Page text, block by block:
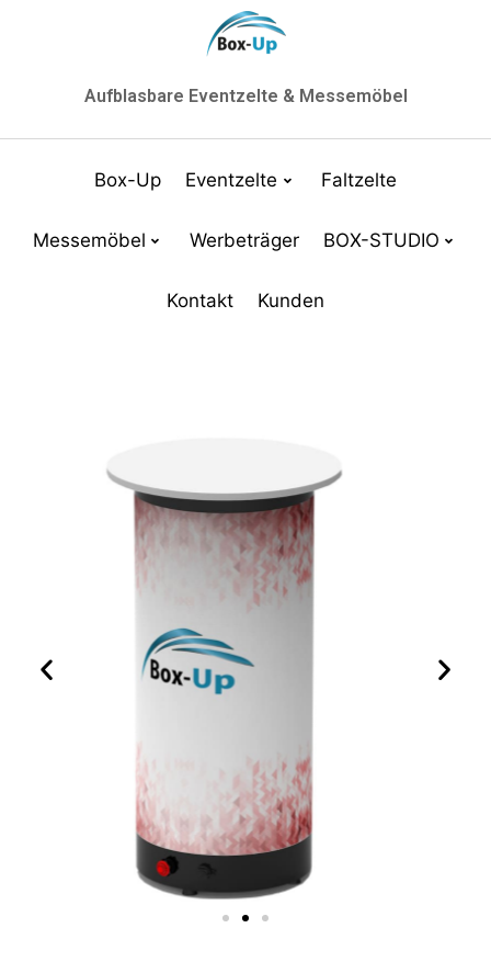
Aufblasbare Eventzelte & Messemöbel
Box-Up Eventzelte Faltzelte
Messemöbel Werbeträger BOX-STUDIO
Kontakt Kunden